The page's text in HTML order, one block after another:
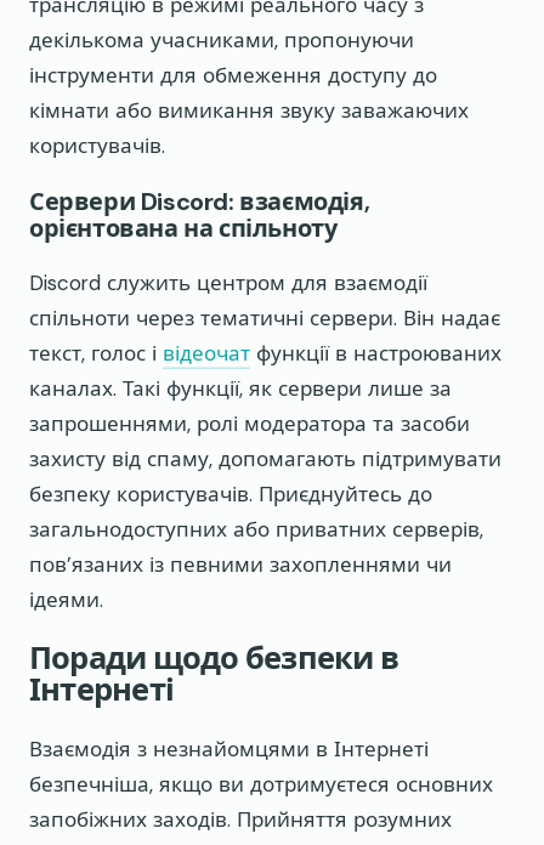
декількома учасниками, пропонуючи
інструменти для обмеження доступу до
кімнати або вимикання звуку заважаючих
користувачів.
Сервери Discord: взаємодія,
орієнтована на спільноту
Discord служить центром для взаємодії
спільноти через тематичні сервери. Він надає
текст, голос і відеочат функції в настроюваних
каналах. Такі функції, як сервери лише за
запрошеннями, ролі модератора та засоби
захисту від спаму, допомагають підтримувати
безпеку користувачів. Приєднуйтесь до
загальнодоступних або приватних серверів,
пов’язаних із певними захопленнями чи
ідеями.
Поради щодо безпеки в
Інтернеті
Взаємодія з незнайомцями в Інтернеті
безпечніша, якщо ви дотримуєтеся основних
запобіжних заходів. Прийняття розумних